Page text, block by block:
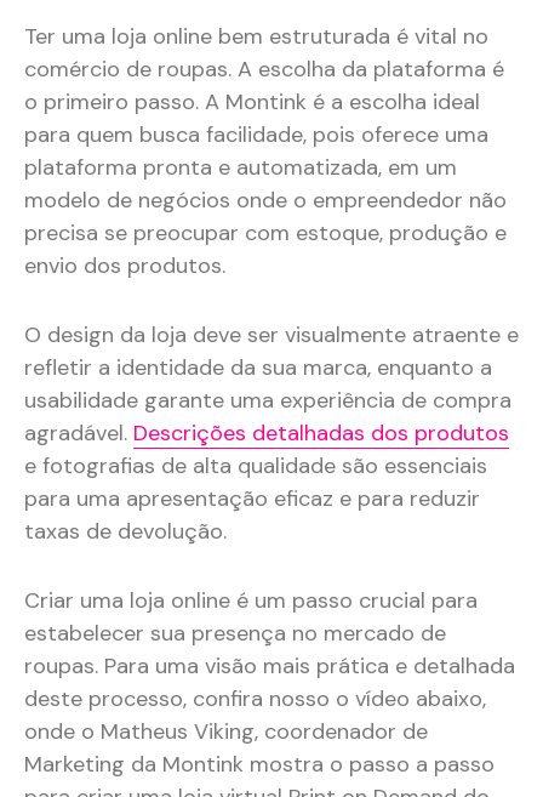
Ter uma loja online bem estruturada é vital no
comércio de roupas. A escolha da plataforma é
o primeiro passo. A Montink é a escolha ideal
para quem busca facilidade, pois oferece uma
plataforma pronta e automatizada, em um
modelo de negócios onde o empreendedor não
precisa se preocupar com estoque, produção e
envio dos produtos.
O design da loja deve ser visualmente atraente e
refletir a identidade da sua marca, enquanto a
usabilidade garante uma experiência de compra
agradável. Descrições detalhadas dos produtos
e fotografias de alta qualidade são essenciais
para uma apresentação eficaz e para reduzir
taxas de devolução.
Criar uma loja online é um passo crucial para
estabelecer sua presença no mercado de
roupas. Para uma visão mais prática e detalhada
deste processo, confira nosso o vídeo abaixo,
onde o Matheus Viking, coordenador de
Marketing da Montink mostra o passo a passo